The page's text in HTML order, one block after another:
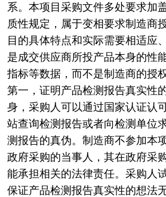
系。本项目采购文件多处要求加
质性规定，属于变相要求制造商
目的具体特点和实际需要相适应
是成交供应商所投产品本身的性
指标等数据，而不是制造商的授权
第一，证明产品检测报告真实性
身，采购人可以通过国家认证认
站查询检测报告或者向检测单位
测报告的真伪。制造商不参加本
政府采购的当事人，其在政府采
能承担相关的法律责任。采购人
保证产品检测报告真实性的想法